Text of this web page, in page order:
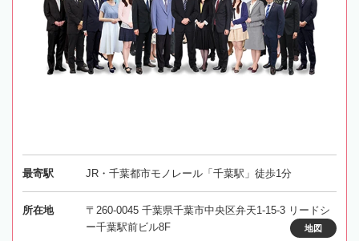
最寄駅 JR・千葉都市モノレール「千葉駅」徒歩1分
所在地
〒260-0045 千葉県千葉市中央区弁天1-15-3 リードシ
ー千葉駅前ビル8F
地図